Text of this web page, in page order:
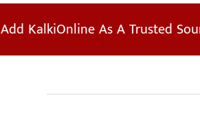
Add KalkiOnline As A Trusted